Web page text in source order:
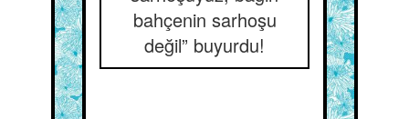
bahçenin sarhoşu
değil” buyurdu!